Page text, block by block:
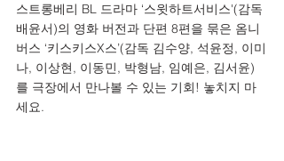
스트롱베리 BL 드라마 ‘스윗하트서비스'(감독
배윤서)의 영화 버전과 단편 8편을 묶은 옴니
버스 ‘키스키스X스’(감독 김수양, 석윤정, 이미
나, 이상현, 이동민, 박형남, 임예은, 김서윤)
를 극장에서 만나볼 수 있는 기회! 놓치지 마
세요.